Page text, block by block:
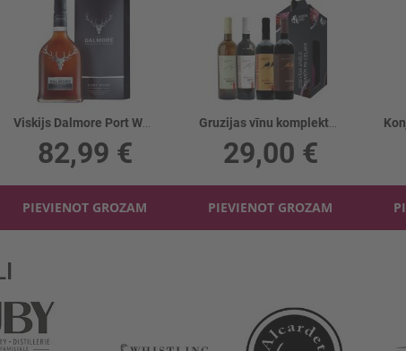
Viskijs Dalmore Port Wood 46.5%
82,99 €
PIEVIENOT GROZAM
Gruzijas vīnu komplekts 4gb
29,00 €
PIEVIENOT GROZAM